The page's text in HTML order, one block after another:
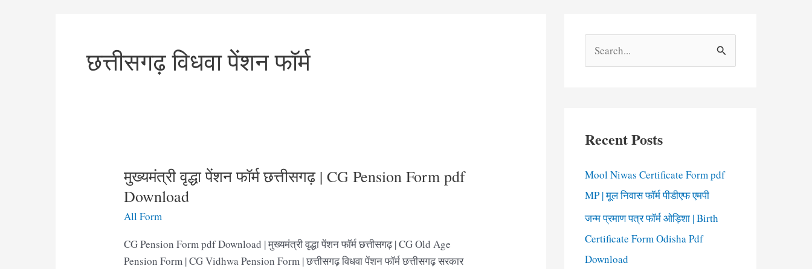
छत्तीसगढ़ विधवा पेंशन फॉर्म
मुख्यमंत्री वृद्धा पेंशन फॉर्म छत्तीसगढ़ | CG Pension Form pdf
Download
All Form
CG Pension Form pdf Download | मुख्यमंत्री वृद्धा पेंशन फॉर्म छत्तीसगढ़ | CG Old Age
Pension Form | CG Vidhwa Pension Form | छत्तीसगढ़ विधवा पेंशन फॉर्म छत्तीसगढ़ सरकार
e
h
Recent Posts
Mool Niwas Certificate Form pdf
MP | मूल निवास फॉर्म पीडीएफ एमपी
जन्म प्रमाण पत्र फॉर्म ओड़िशा | Birth
Certificate Form Odisha Pdf
Download